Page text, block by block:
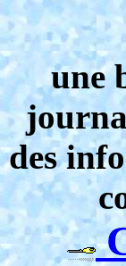
une
des